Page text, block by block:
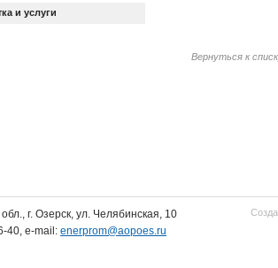
и услуги
energetika/
Вернуться к
г. Озерск, ул. Челябинская, 10
40, e-mail: enerprom@aopoes.ru